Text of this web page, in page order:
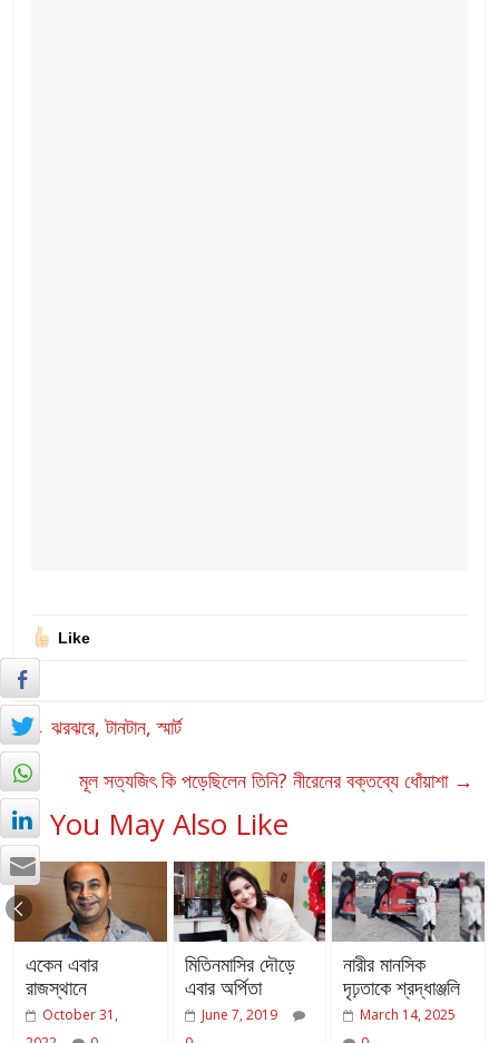
Like
← ঝরঝরে, টানটান, স্মার্ট
মূল সত্যজিৎ কি পড়েছিলেন তিনি? নীরেনের বক্তব্যে ধোঁয়াশা →
You May Also Like
একেন এবার
রাজস্থানে
October 31,
মিতিনমাসির দৌড়ে
এবার অর্পিতা
June 7, 2019
নারীর মানসিক
দৃঢ়তাকে শ্রদ্ধাঞ্জলি
March 14, 2025